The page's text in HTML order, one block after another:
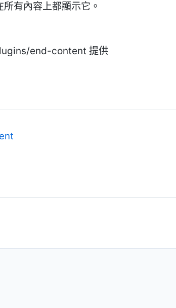
有內容上都顯示它。
end-content 提供